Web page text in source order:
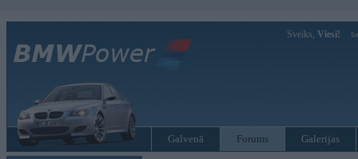
Sveiks, Viesi!
Galvenā Forums Galerijas